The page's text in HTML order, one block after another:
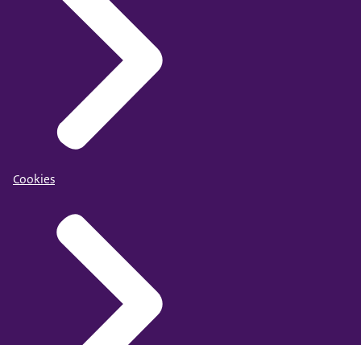
Cookies